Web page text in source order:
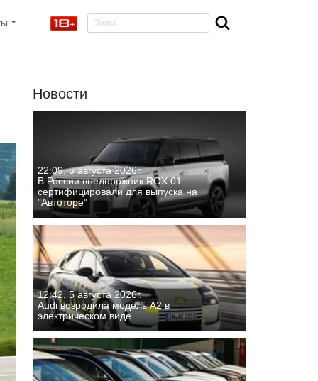
Новости
22:09, 5 августа 2026г.
В России внедорожник ROX 01
сертифицировали для выпуска на
"Автоторе"
12:42, 5 августа 2026г.
Audi возродила модель A2 в
электрическом виде